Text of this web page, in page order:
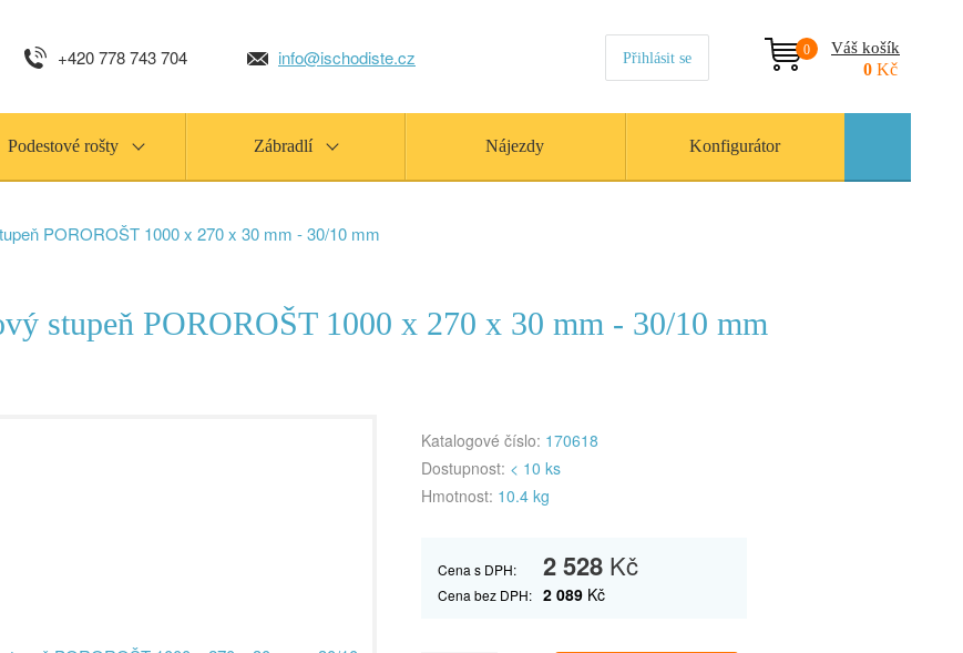
+420 778 743 704 info@ischodiste.cz Přihlásit se
Váš košík
0
0 Kč
Podestové rošty Zábradlí Nájezdy Konfigurátor
POROROŠT 1000 x 270 x 30 mm - 30/10 mm
stupeň POROROŠT 1000 x 270 x 30 mm - 30/10 mm
Katalogové číslo: 170618
Dostupnost: < 10 ks
Hmotnost: 10.4 kg
Cena s DPH: 2 528 Kč
Cena bez DPH: 2 089 Kč